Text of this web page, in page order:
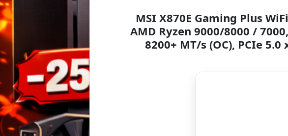
MSI X870E Gaming Plus
AMD Ryzen 9000/8000 /
8200+ MT/s (OC), PCIe 5.0